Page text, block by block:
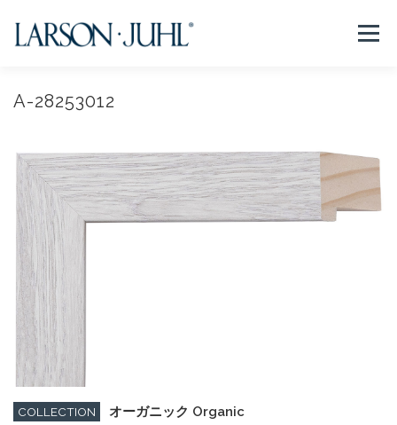
メニュー
NEWS フレームについて
取扱店リスト お問い合わせ 法人のお客様
EN/CN
A-28253012
COLLECTION
オーガニック Organic